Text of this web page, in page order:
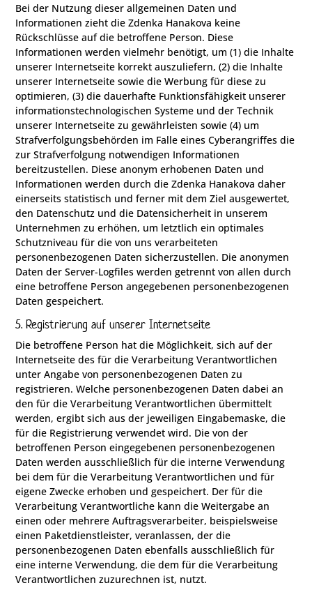
Bei der Nutzung dieser allgemeinen Daten und
Informationen zieht die Zdenka Hanakova keine
Rückschlüsse auf die betroffene Person. Diese
Informationen werden vielmehr benötigt, um (1) die Inhalte
unserer Internetseite korrekt auszuliefern, (2) die Inhalte
unserer Internetseite sowie die Werbung für diese zu
optimieren, (3) die dauerhafte Funktionsfähigkeit unserer
informationstechnologischen Systeme und der Technik
unserer Internetseite zu gewährleisten sowie (4) um
Strafverfolgungsbehörden im Falle eines Cyberangriffes die
zur Strafverfolgung notwendigen Informationen
bereitzustellen. Diese anonym erhobenen Daten und
Informationen werden durch die Zdenka Hanakova daher
einerseits statistisch und ferner mit dem Ziel ausgewertet,
den Datenschutz und die Datensicherheit in unserem
Unternehmen zu erhöhen, um letztlich ein optimales
Schutzniveau für die von uns verarbeiteten
personenbezogenen Daten sicherzustellen. Die anonymen
Daten der Server-Logfiles werden getrennt von allen durch
eine betroffene Person angegebenen personenbezogenen
Daten gespeichert.
5. Registrierung auf unserer Internetseite
Die betroffene Person hat die Möglichkeit, sich auf der
Internetseite des für die Verarbeitung Verantwortlichen
unter Angabe von personenbezogenen Daten zu
registrieren. Welche personenbezogenen Daten dabei an
den für die Verarbeitung Verantwortlichen übermittelt
werden, ergibt sich aus der jeweiligen Eingabemaske, die
für die Registrierung verwendet wird. Die von der
betroffenen Person eingegebenen personenbezogenen
Daten werden ausschließlich für die interne Verwendung
bei dem für die Verarbeitung Verantwortlichen und für
eigene Zwecke erhoben und gespeichert. Der für die
Verarbeitung Verantwortliche kann die Weitergabe an
einen oder mehrere Auftragsverarbeiter, beispielsweise
einen Paketdienstleister, veranlassen, der die
personenbezogenen Daten ebenfalls ausschließlich für
eine interne Verwendung, die dem für die Verarbeitung
Verantwortlichen zuzurechnen ist, nutzt.